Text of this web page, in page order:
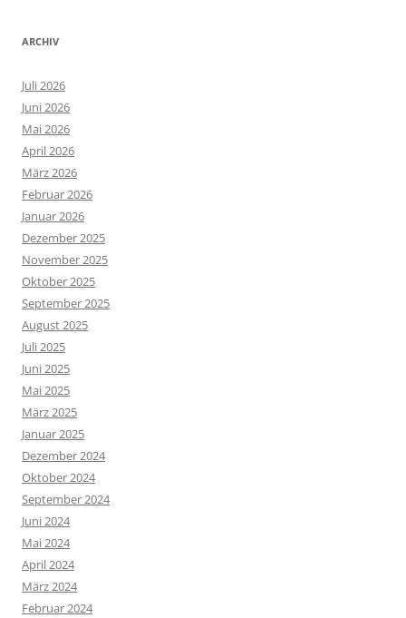
ARCHIV
Juli 2026
Juni 2026
Mai 2026
April 2026
März 2026
Februar 2026
Januar 2026
Dezember 2025
November 2025
Oktober 2025
September 2025
August 2025
Juli 2025
Juni 2025
Mai 2025
März 2025
Januar 2025
Dezember 2024
Oktober 2024
September 2024
Juni 2024
Mai 2024
April 2024
März 2024
Februar 2024